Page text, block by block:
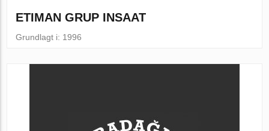
ETIMAN GRUP INSAAT
Grundlagt i: 1996